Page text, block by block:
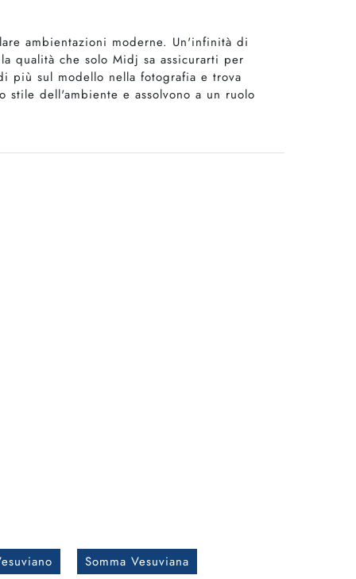
ambientazioni moderne. Un'infinità di
qualità che solo Midj sa assicurarti per
più sul modello nella fotografia e trova
dell'ambiente e assolvono a un ruolo
Somma Vesuviana